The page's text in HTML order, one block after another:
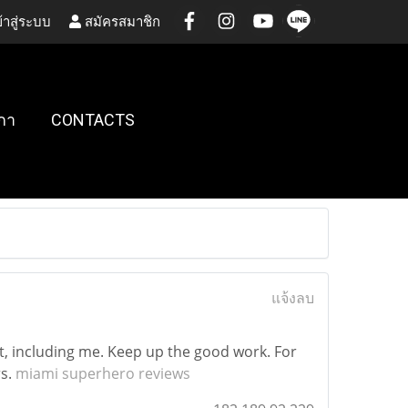
สู่ระบบ สมัครสมาชิก
า CONTACTS
แจ้งลบ
me. Keep up the good work. For
miami superhero reviews